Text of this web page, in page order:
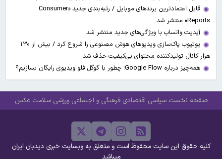
قابل اعتمادترین برندهای موبایل / رتبه‌بندی جدید «Consumer
Reports» منتشر شد
آپدیت‌ واتساپ با ویژگی‌های جدید منتشر شد
یوتیوب پاک‌سازی ویدیو‌های هوش مصنوعی را شروع کرد / بیش از ۱۳۰
هزار کانال تولیدکننده محتوای بی‌کیفیت حذف شد
همه‌چیز درباره Google Flow؛ چطور با گوگل فلو ویدیوی رایگان بسازیم؟
صفحه نخست سیاسی اقتصادی فرهنگی و اجتماعی ورزشی سلامت عکس
کلیه حقوق این سایت محفوظ است و متعلق به وبسایت خبری دیدبان ایران